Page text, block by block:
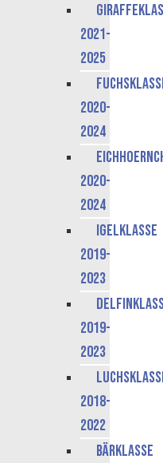
2021-
2025
2020-
2024
2020-
2024
Igelklasse
2019-
2023
2019-
2023
2018-
2022
Bärklasse